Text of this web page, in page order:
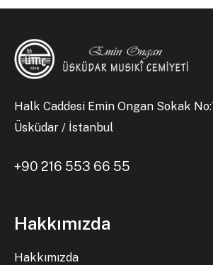
Halk Caddesi Emin Ongan Sokak
Üsküdar / İstanbul
+90 216 553 66 55
Hakkımızda
Hakkımızda